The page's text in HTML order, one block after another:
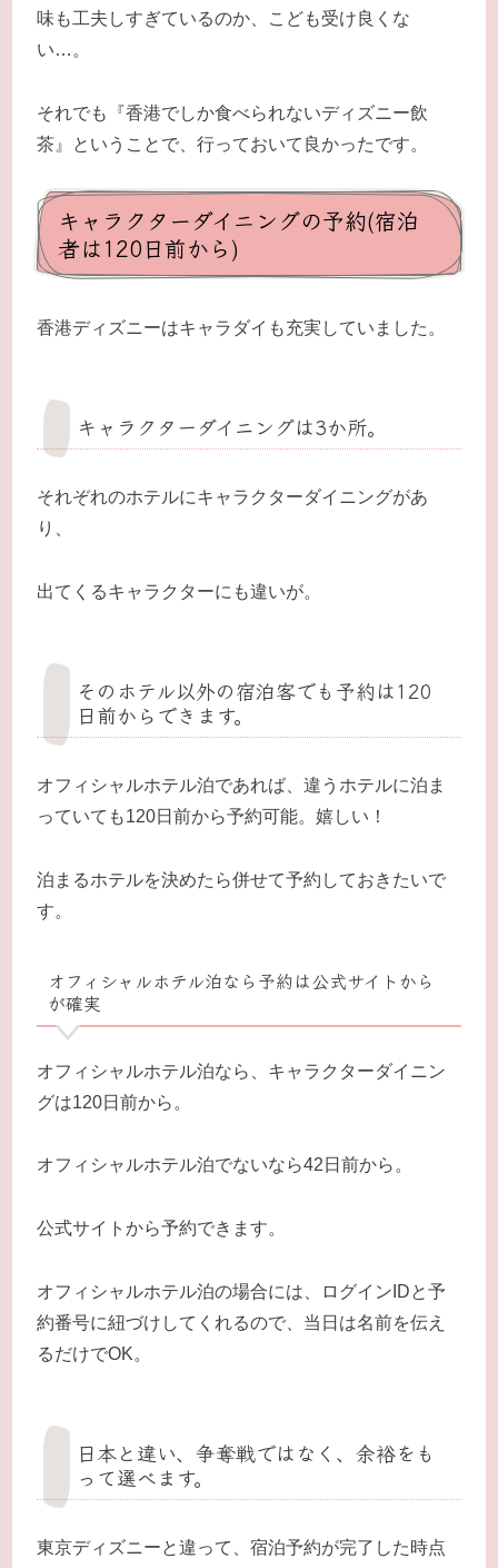
味も工夫しすぎているのか、こども受け良くな
い…。
それでも『香港でしか食べられないディズニー飲
茶』ということで、行っておいて良かったです。
キャラクターダイニングの予約(宿泊
者は120日前から)
香港ディズニーはキャラダイも充実していました。
キャラクターダイニングは3か所。
それぞれのホテルにキャラクターダイニングがあ
り、
出てくるキャラクターにも違いが。
そのホテル以外の宿泊客でも予約は120
日前からできます。
オフィシャルホテル泊であれば、違うホテルに泊ま
っていても120日前から予約可能。嬉しい！
泊まるホテルを決めたら併せて予約しておきたいで
す。
オフィシャルホテル泊なら予約は公式サイトから
が確実
オフィシャルホテル泊なら、キャラクターダイニン
グは120日前から。
オフィシャルホテル泊でないなら42日前から。
公式サイトから予約できます。
オフィシャルホテル泊の場合には、ログインIDと予
約番号に紐づけしてくれるので、当日は名前を伝え
るだけでOK。
日本と違い、争奪戦ではなく、余裕をも
って選べます。
東京ディズニーと違って、宿泊予約が完了した時点